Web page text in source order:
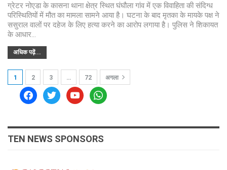
ग्रेटर नोएडा के कासना थाना क्षेत्र स्थित घंघौला गांव में एक विवाहिता की संदिग्ध
परिस्थितियों में मौत का मामला सामने आया है। घटना के बाद मृतका के मायके पक्ष ने
ससुराल वालों पर दहेज के लिए हत्या करने का आरोप लगाया है। पुलिस ने शिकायत
के आधार…
अधिक पढ़ें...
1 2 3 … 72 अगला
facebooktwitteryoutubewhatsapp
TEN NEWS SPONSORS